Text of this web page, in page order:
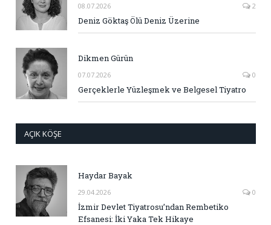
08.07.2026 2
Deniz Göktaş Ölü Deniz Üzerine
Dikmen Gürün
07.07.2026 0
Gerçeklerle Yüzleşmek ve Belgesel Tiyatro
AÇIK KÖŞE
Haydar Bayak
29.04.2026 0
İzmir Devlet Tiyatrosu’ndan Rembetiko
Efsanesi: İki Yaka Tek Hikaye